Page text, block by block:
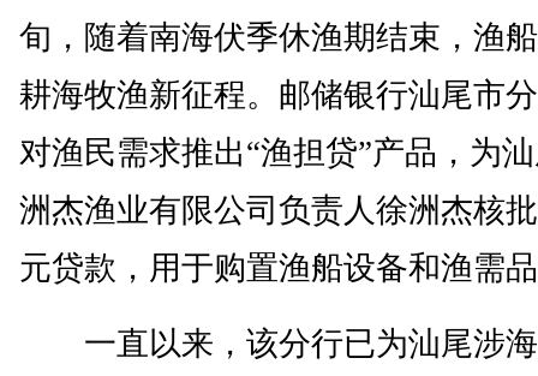
旬，随着南海伏季休渔期结束，渔
耕海牧渔新征程。邮储银行汕尾市
对渔民需求推出“渔担贷”产品，为
洲杰渔业有限公司负责人徐洲杰核
元贷款，用于购置渔船设备和渔需
一直以来，该分行已为汕尾涉